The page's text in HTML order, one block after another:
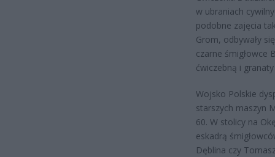
w ubraniach
podobne zajęcia
Grom, odbywały
czarne śmigłowce
ćwiczebną i
Wojsko Polskie
starszych maszyn
60. W stolicy na
eskadrą
Dęblina czy